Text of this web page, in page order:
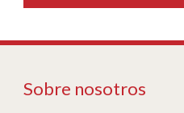
Sobre nosotros